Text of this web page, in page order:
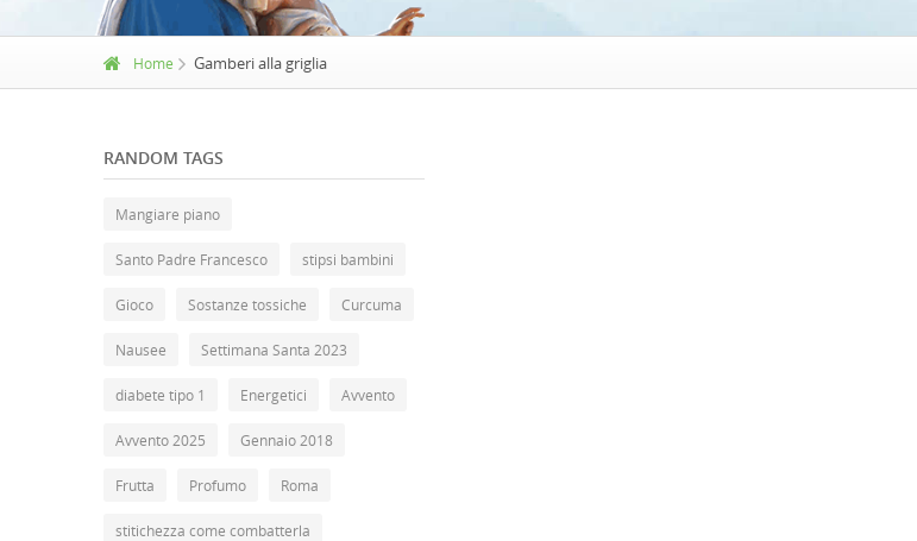
Home Gamberi alla griglia
RANDOM TAGS
Mangiare piano
Santo Padre Francesco stipsi bambini
Gioco Sostanze tossiche Curcuma
Nausee Settimana Santa 2023
diabete tipo 1 Energetici Avvento
Avvento 2025 Gennaio 2018
Frutta Profumo Roma
stitichezza come combatterla